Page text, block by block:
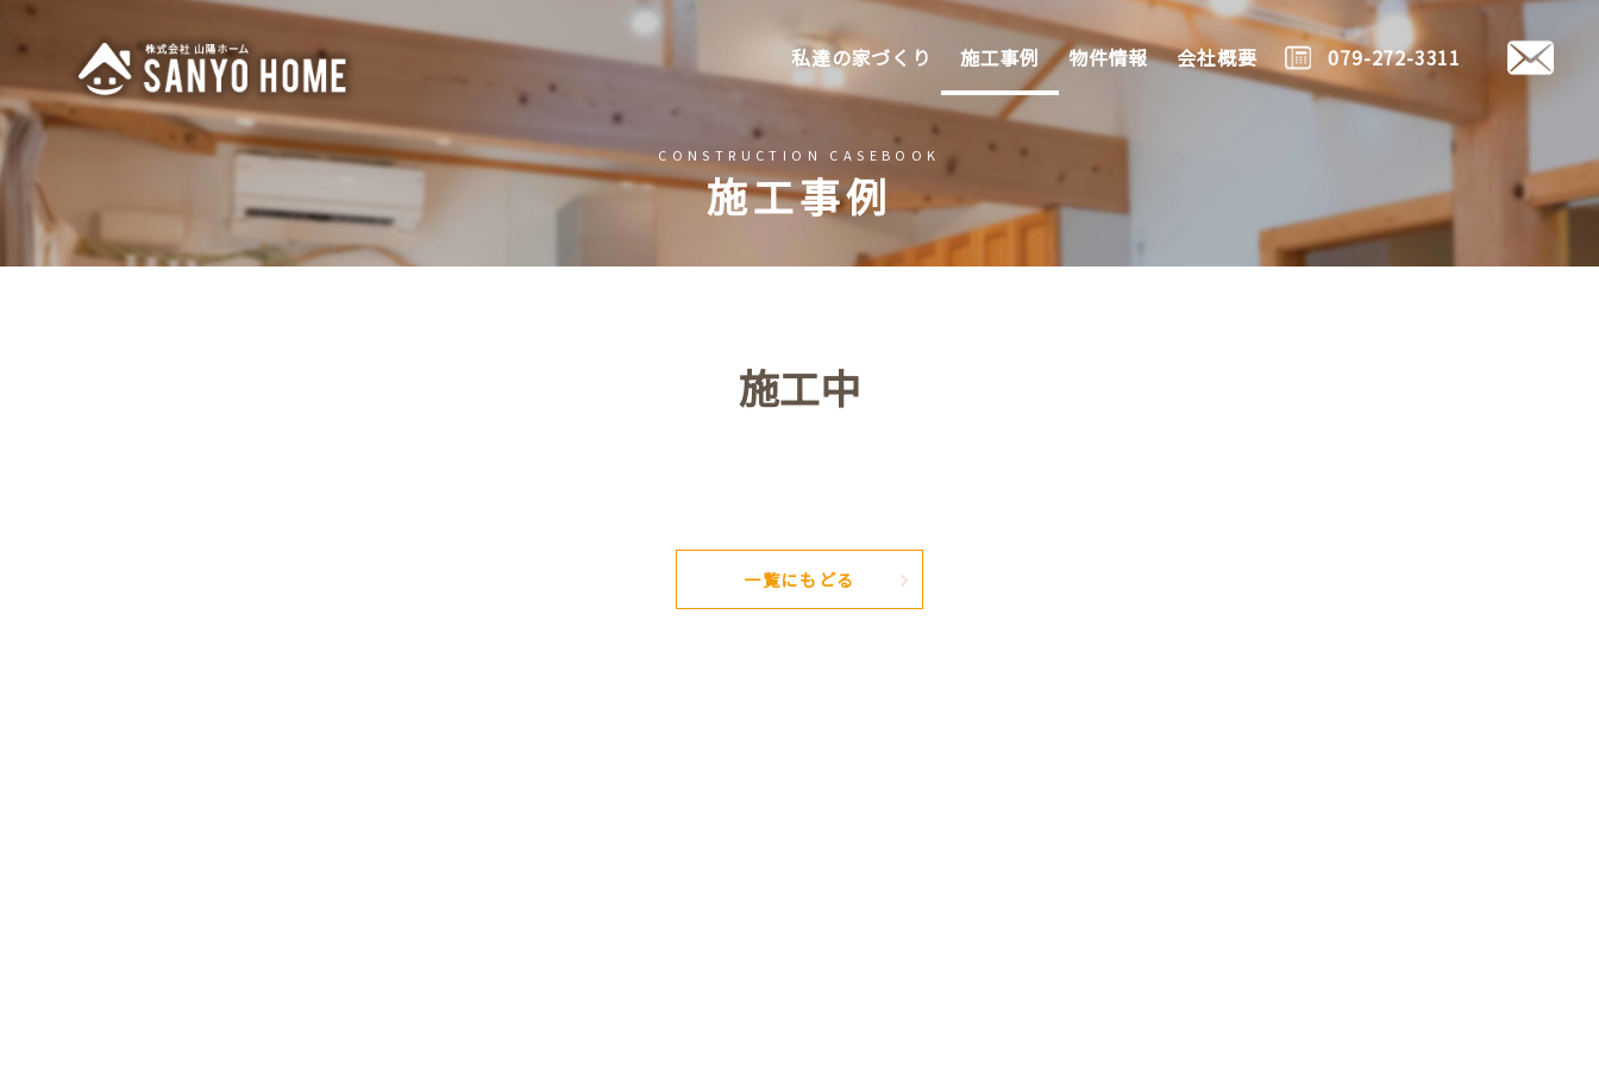
私達の家づくり 施工事例 物件情報 会社概要 079-272-3311
CONSTRUCTION CASEBOOK
施工事例
施工中
一覧にもどる